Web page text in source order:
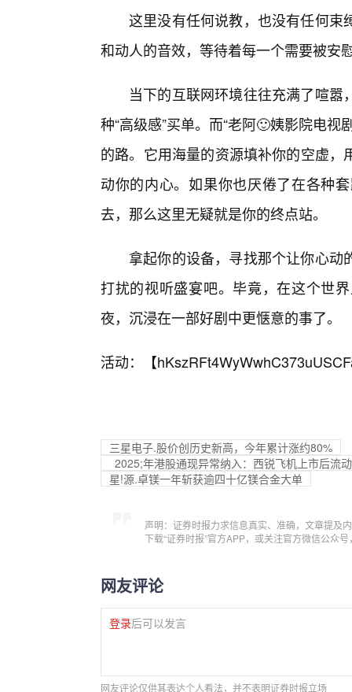
这里没有任何说教，也没有任何束
和动人的音效，等待着每一个需要被安
当下的互联网环境往往充满了喧
种“高级感”买单。而“老阿🙂姨影院电
的路。它用海量的资源填补你的空虚
动你的内心。如果你也厌倦了在各种
去，那么这里无疑就是你的终点站。
拿起你的设备，寻找那个让你心
打扰的视听盛宴吧。毕竟，在这个世
夜，沉浸在一部好剧中更惬意的事了。
活动：【
三星电子.股价创历史新高，今年累计涨约80%
2025;年港股通现异常纳入：西锐飞机上市后流
星!源.卓镁一年斩获逾四十亿镁合金大单
声明：证券时报力求信息真实、准确，文章提及
下载“证券时报”官方APP，或关注官方微信公众
网友评论
登录后可以发言
网友评论仅供其表达个人看法，并不表明证券时报立场